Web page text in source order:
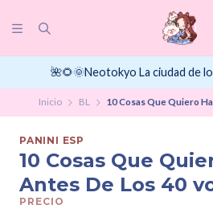
🌺🌻🌞Neotokyo La ciudad de
Inicio BL 10 Cosas Que Quiero
PANINI ESP
10 Cosas Que
Antes De Los 40
PRECIO